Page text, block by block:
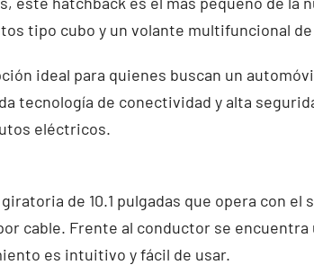
tipo cubo y un volante multifuncional
ideal para quienes buscan un
tecnología de conectividad y alta
eléctricos.
de 10.1 pulgadas que opera con
cable. Frente al conductor se
es intuitivo y fácil de usar.